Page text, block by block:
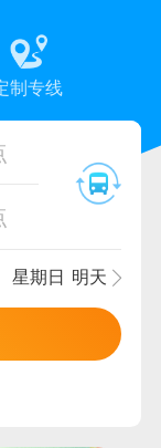
制专线
星期日 明天